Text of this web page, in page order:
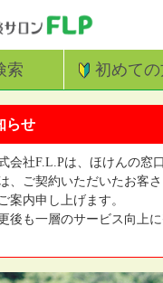
索 初めて
らせ
会社F.L.Pは、ほけんの窓
、ご契約いただいたお客
案内申し上げます。
後も一層のサービス向上